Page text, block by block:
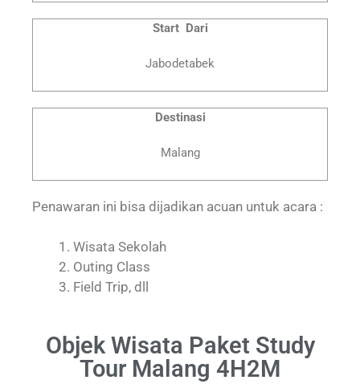
Start Dari
Jabodetabek
Destinasi
Malang
Penawaran ini bisa dijadikan acuan untuk acara :
Wisata Sekolah
Outing Class
Field Trip, dll
Objek Wisata Paket Study
Tour Malang 4H2M